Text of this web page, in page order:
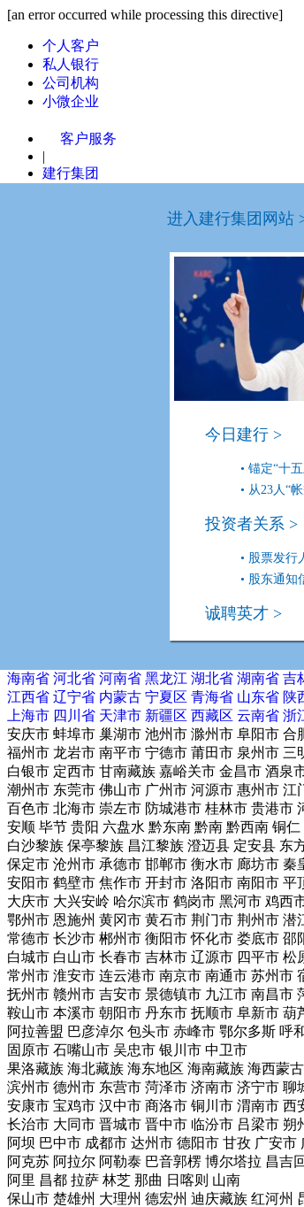
[an error occurred while processing this directive]
个人客户
私人银行
公司机构
小微企业
客户服务
|
建行集团
进入建行集团网站
今日建行 >
• 锚定“十
• 从23人“
投资者关系 >
• 股票发行
• 股东通知
诚聘英才 >
列表模式
ABCDF
安徽省分行
G
广东省分行
H
河南省分行
JL
辽宁省分行
NQ
S
山东省分行
TXYZ
天津市分行
[an error occurred while processing this directive]
请选择省份（按首字拼音排序）：
海南省 河北省 河南省 黑龙江 湖北省 湖南省 吉
江西省 辽宁省 内蒙古 宁夏区 青海省 山东省 陕
上海市 四川省 天津市 新疆区 西藏区 云南省 浙
安庆市 蚌埠市 巢湖市 池州市 滁州市 阜阳市 合
福州市 龙岩市 南平市 宁德市 莆田市 泉州市 三
白银市 定西市 甘南藏族 嘉峪关市 金昌市 酒泉
潮州市 东莞市 佛山市 广州市 河源市 惠州市 江
百色市 北海市 崇左市 防城港市 桂林市 贵港市
安顺 毕节 贵阳 六盘水 黔东南 黔南 黔西南 铜仁
白沙黎族 保亭黎族 昌江黎族 澄迈县 定安县 东
保定市 沧州市 承德市 邯郸市 衡水市 廊坊市 秦
安阳市 鹤壁市 焦作市 开封市 洛阳市 南阳市 平
大庆市 大兴安岭 哈尔滨市 鹤岗市 黑河市 鸡西
鄂州市 恩施州 黄冈市 黄石市 荆门市 荆州市 潜
常德市 长沙市 郴州市 衡阳市 怀化市 娄底市 邵
白城市 白山市 长春市 吉林市 辽源市 四平市 松
常州市 淮安市 连云港市 南京市 南通市 苏州市
抚州市 赣州市 吉安市 景德镇市 九江市 南昌市
鞍山市 本溪市 朝阳市 丹东市 抚顺市 阜新市 葫
阿拉善盟 巴彦淖尔 包头市 赤峰市 鄂尔多斯 呼
固原市 石嘴山市 吴忠市 银川市 中卫市
果洛藏族 海北藏族 海东地区 海南藏族 海西蒙古
滨州市 德州市 东营市 菏泽市 济南市 济宁市 聊
安康市 宝鸡市 汉中市 商洛市 铜川市 渭南市 西
长治市 大同市 晋城市 晋中市 临汾市 吕梁市 朔
阿坝 巴中市 成都市 达州市 德阳市 甘孜 广安市
阿克苏 阿拉尔 阿勒泰 巴音郭楞 博尔塔拉 昌吉
阿里 昌都 拉萨 林芝 那曲 日喀则 山南
保山市 楚雄州 大理州 德宏州 迪庆藏族 红河州